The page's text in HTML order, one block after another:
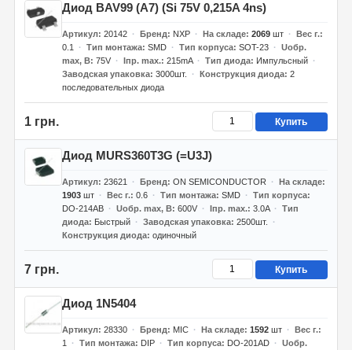
Диод BAV99 (A7) (Si 75V 0,215A 4ns)
Артикул 20142 Бренд NXP На складе 2069шт
Вес г.
0.1
Тип монтажа SMD Тип корпуса SOT-23
Uобр.
max, В 75V Iпр. max. 215mA Тип диода
Импульсный
Заводская упаковка 3000шт. Конструкция диода 2
последовательных диода
1 грн. Купить
Диод MURS360T3G (=U3J)
Артикул 23621 Бренд ON SEMICONDUCTOR
На складе
1903шт Вес г. 0.6 Тип монтажа SMD
Тип корпуса
DO-214AB
Uобр. max, В 600V Iпр. max. 3.0A
Тип
диода
Быстрый Заводская упаковка 2500шт.
Конструкция диода одиночный
7 грн. Купить
Диод 1N5404
Артикул 28330 Бренд MIC На складе 1592шт
Вес г.
1
Тип монтажа DIP Тип корпуса DO-201AD
Uобр.